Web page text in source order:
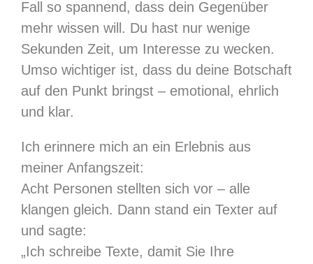
Fall so spannend, dass dein Gegenüber
mehr wissen will. Du hast nur wenige
Sekunden Zeit, um Interesse zu wecken.
Umso wichtiger ist, dass du deine Botschaft
auf den Punkt bringst – emotional, ehrlich
und klar.
Ich erinnere mich an ein Erlebnis aus
meiner Anfangszeit:
Acht Personen stellten sich vor – alle
klangen gleich. Dann stand ein Texter auf
und sagte:
„Ich schreibe Texte, damit Sie Ihre